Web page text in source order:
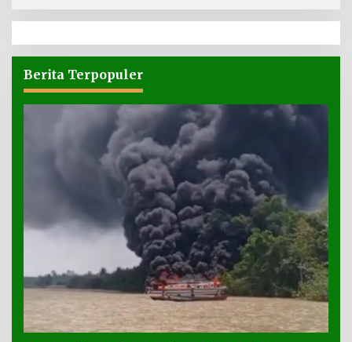
Berita Terpopuler